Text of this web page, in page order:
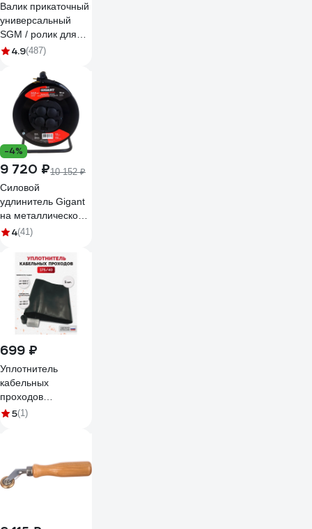
Валик прикаточный
универсальный
SGM / ролик для
шумоизоляции
ROLLER-32
4.9(487)
-4%
9 720 ₽10 152 ₽
Силовой
удлинитель Gigant
на металлической
катушке КГ 3x2,5 50
4(41)
699 ₽
Уплотнитель
кабельных
проходов
Мемотерм-ММ
5(1)